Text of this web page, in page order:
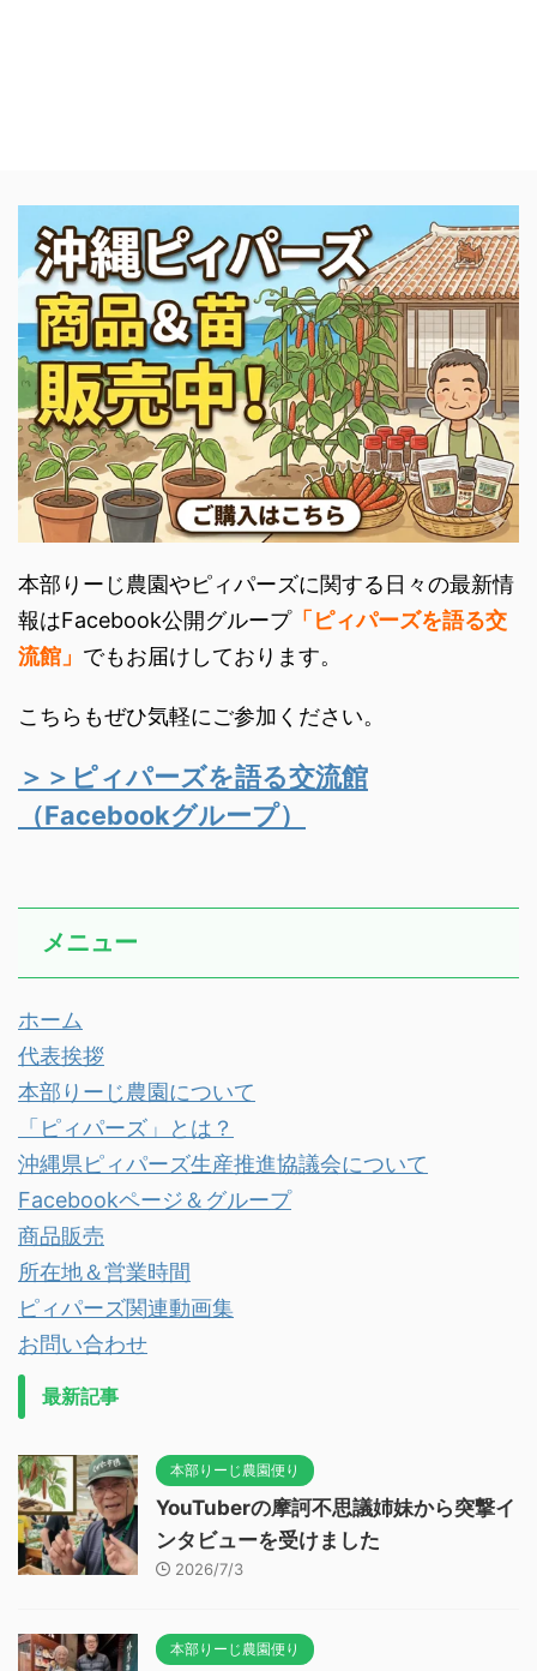
本部りーじ農園やピィパーズに関する日々の最新情
報はFacebook公開グループ「ピィパーズを語る交
流館」 でもお届けしております。
こちらもぜひ気軽にご参加ください。
＞＞ピィパーズを語る交流館
（Facebookグループ）
メニュー
ホーム
代表挨拶
本部りーじ農園について
「ピィパーズ」とは？
沖縄県ピィパーズ生産推進協議会について
Facebookページ＆グループ
商品販売
所在地＆営業時間
ピィパーズ関連動画集
お問い合わせ
最新記事
本部りーじ農園便り
YouTuberの摩訶不思議姉妹から突撃イ
ンタビューを受けました
2026/7/3
本部りーじ農園便り